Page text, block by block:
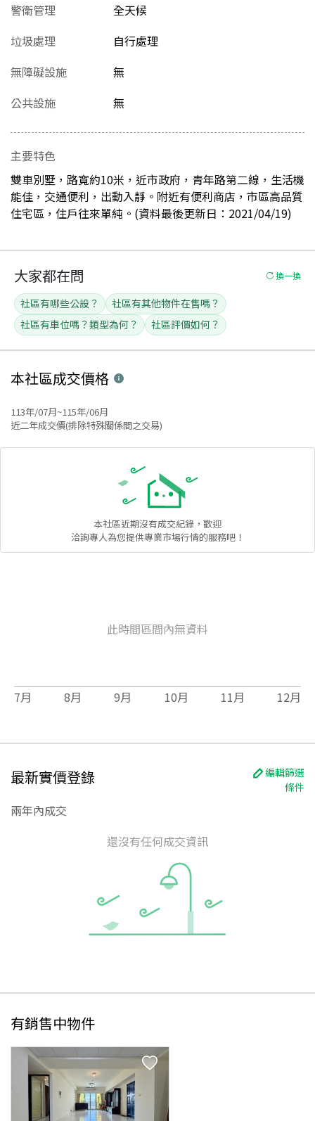
警衛管理
全天候
垃圾處理
自行處理
無障礙設施
無
公共設施
無
主要特色
雙車別墅，路寬約10米，近市政府，青年路第二線，生活機
能佳，交通便利，出動入靜。附近有便利商店，市區高品質
住宅區，住戶往來單純。(資料最後更新日：2021/04/19)
大家都在問 換一換
社區有哪些公設？
社區有其他物件在售嗎？
社區有車位嗎？類型為何？
社區評價如何？
本社區成交價格
113年/07月~115年/06月
近二年成交價(排除特殊關係間之交易)
本社區近期沒有成交紀錄，歡迎
洽詢專人為您提供專業市場行情的服務吧！
此時間區間內無資料
7月 8月 9月 10月 11月 12月
最新實價登錄
編輯篩選
條件
兩年內成交
還沒有任何成交資訊
有銷售中物件